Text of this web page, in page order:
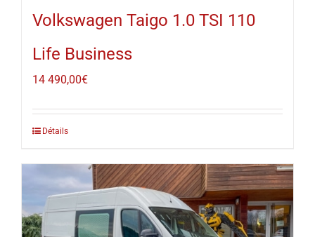
Volkswagen Taigo 1.0 TSI 110
Life Business
14 490,00€
Détails